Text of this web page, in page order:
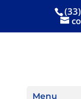
Menu